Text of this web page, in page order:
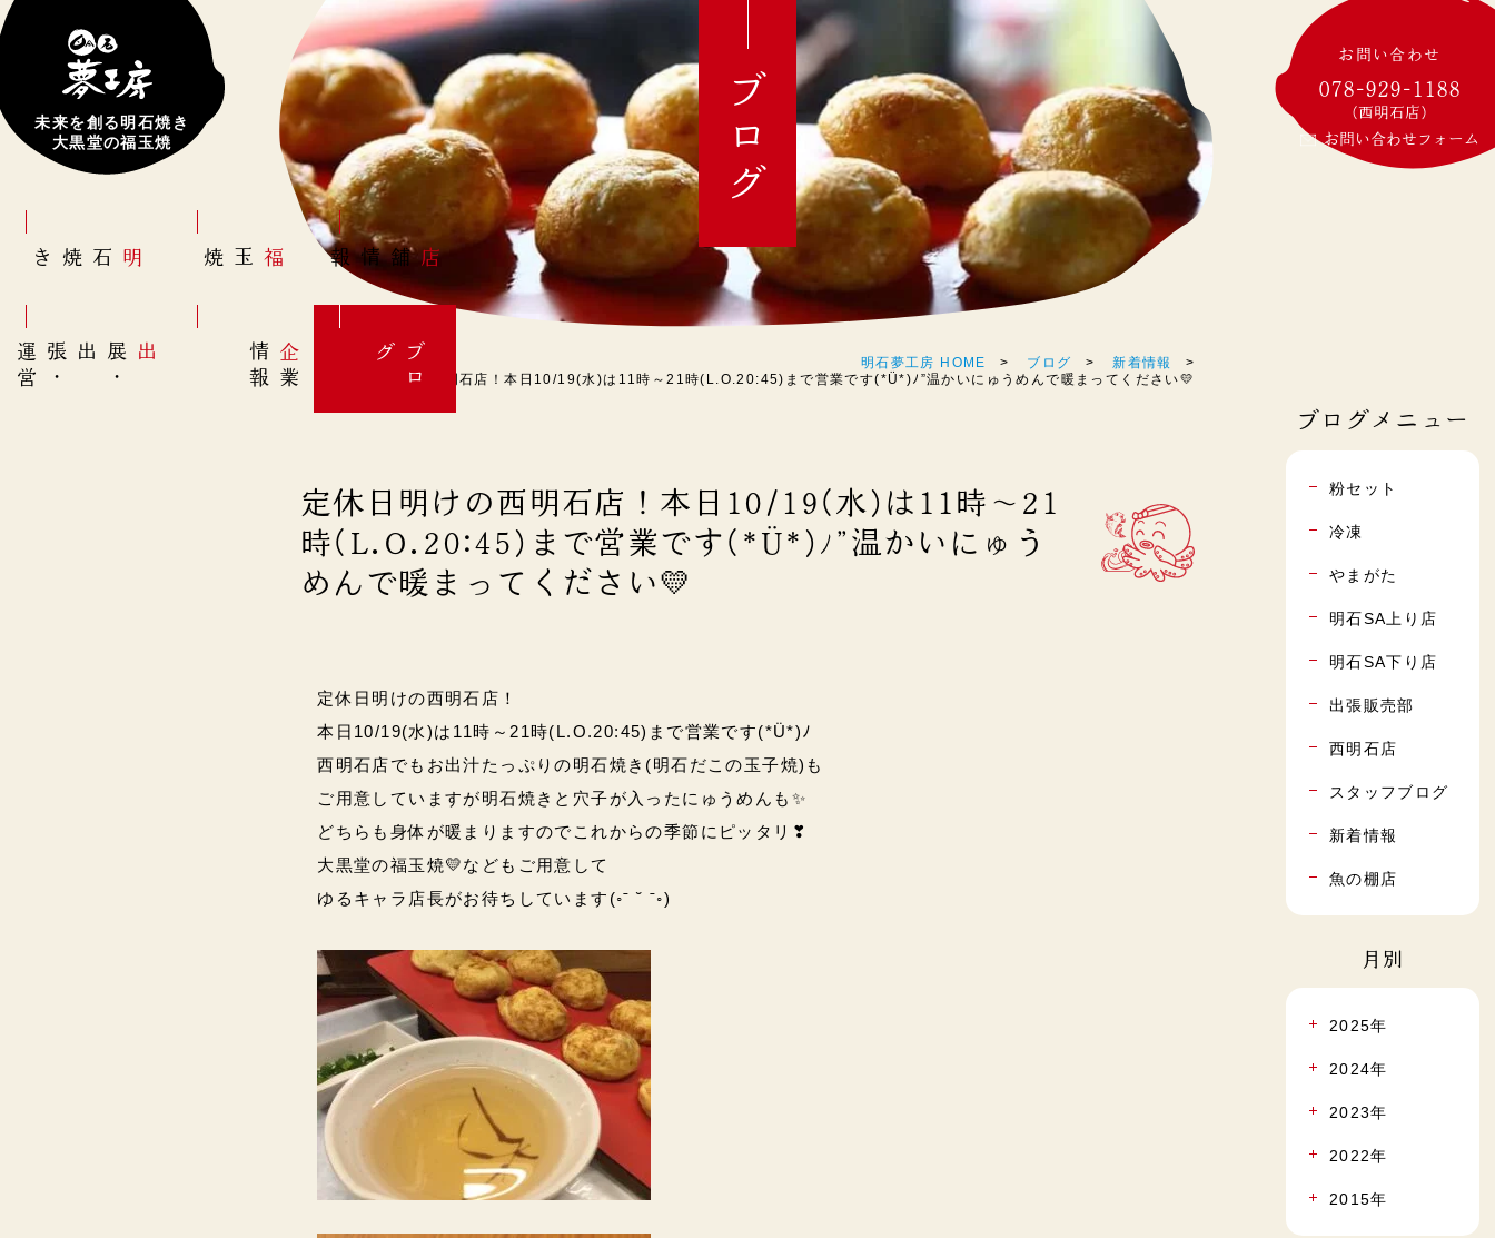
未来を創る明石焼き
大黒堂の福玉焼
明石焼き 福玉焼 店舗情報
出展
・
出張
・
運
営
企
業
情
報
ブ
ロ
グ
ブログ
明石夢工房 HOME ブログ
新着情報
定休日明けの西明石店！本日10/19(水)は11時～21時(L.O.20:45)まで営業です(*Ü*)ﾉ”温かいにゅうめんで暖まってください💛
定休日明けの西明石店！本日10/19(水)は11時～21
時(L.O.20:45)まで営業です(*Ü*)ﾉ”温かいにゅう
めんで暖まってください💛
定休日明けの西明石店！
本日10/19(水)は 11時～21時(L.O.20:45)まで営業です(*Ü*)ﾉ
西明石店でもお出汁たっぷりの明石焼き(明石だこの玉子焼)も
ご用意していますが明石焼きと穴子が入ったにゅうめんも✨
どちらも身体が暖まりますのでこれからの季節にピッタリ❣
大黒堂の福玉焼💛などもご用意して
ゆるキャラ店長がお待ちしています (◦ˉ ˘ ˉ◦)
お問い合わせ
078-929-1188
(西明石店)
お問い合わせフォーム
ブログメニュー
粉セット
冷凍
やまがた
明石SA上り店
明石SA下り店
出張販売部
西明石店
スタッフブログ
新着情報
魚の棚店
月別
2025年
2024年
2023年
2022年
2015年